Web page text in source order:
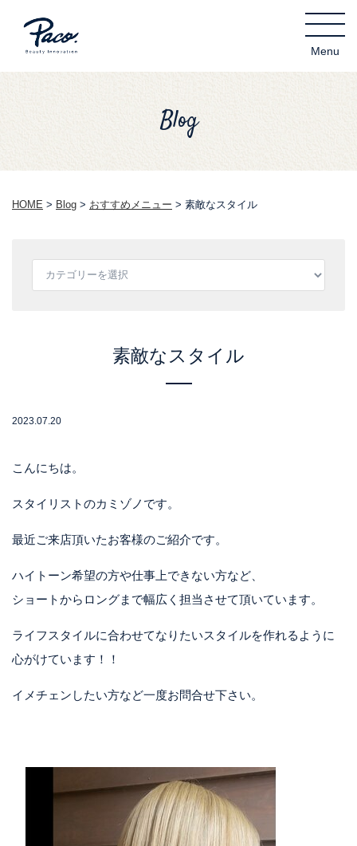
Blog
HOME > Blog > おすすめメニュー > 素敵なスタイル
素敵なスタイル
2023.07.20
こんにちは。
スタイリストのカミゾノです。
最近ご来店頂いたお客様のご紹介です。
ハイトーン希望の方や仕事上できない方など、
ショートからロングまで幅広く担当させて頂いています。
ライフスタイルに合わせてなりたいスタイルを作れるように
心がけています！！
イメチェンしたい方など一度お問合せ下さい。